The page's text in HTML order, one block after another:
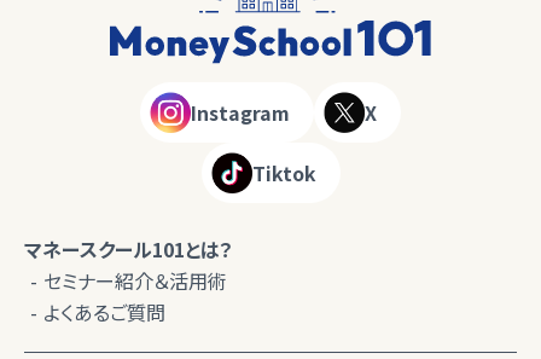
Instagram X
Tiktok
マネースクール101とは？
セミナー紹介＆活用術
よくあるご質問